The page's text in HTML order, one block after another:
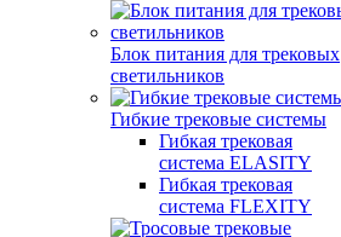
Блок питания для трековых
светильников
Гибкие трековые системы
Гибкая трековая
система ELASITY
Гибкая трековая
система FLEXITY